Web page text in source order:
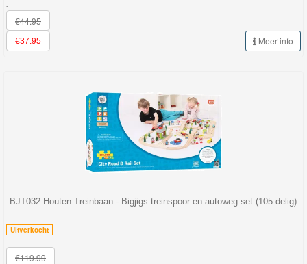
-
€44.95
€37.95 Meer info
BJT032 Houten Treinbaan - Bigjigs treinspoor en autoweg set (105 delig)
Uitverkocht
-
€119.99